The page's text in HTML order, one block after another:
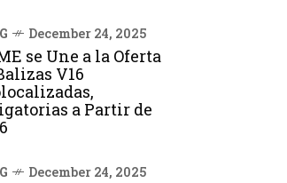
December 24, 2025
se Une a la Oferta
V16
a Partir de
December 24, 2025